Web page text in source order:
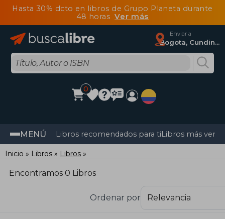
Hasta 30% dcto en libros de Grupo Planeta durante
48 horasVer más
Enviar a
Bogota, Cundinamarca
0
MENÚ Libros recomendados para tiLibros más
Inicio Libros Libros
Encontramos 0 Libros
Ordenar por